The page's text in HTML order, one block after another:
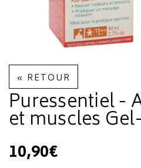
« RETOUR
Puressentiel -
et muscles
10,90€